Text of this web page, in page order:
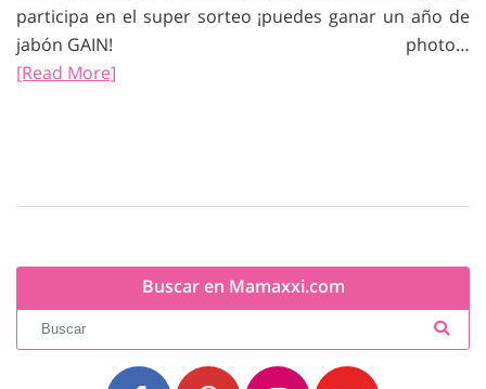
participa en el super sorteo ¡puedes ganar un año de
jabón GAIN! photo…
[Read More]
Buscar en Mamaxxi.com